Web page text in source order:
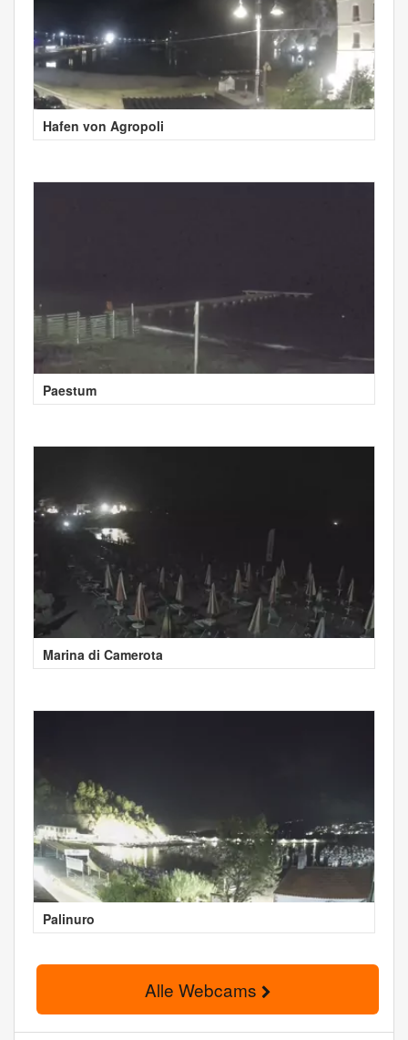
Hafen von Agropoli
Paestum
Marina di Camerota
Palinuro
Alle Webcams